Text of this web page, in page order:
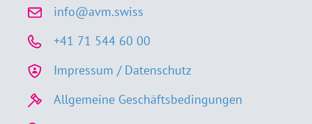
info@avm.swiss
+41 71 544 60 00
Impressum / Datenschutz
Allgemeine Geschäftsbedingungen